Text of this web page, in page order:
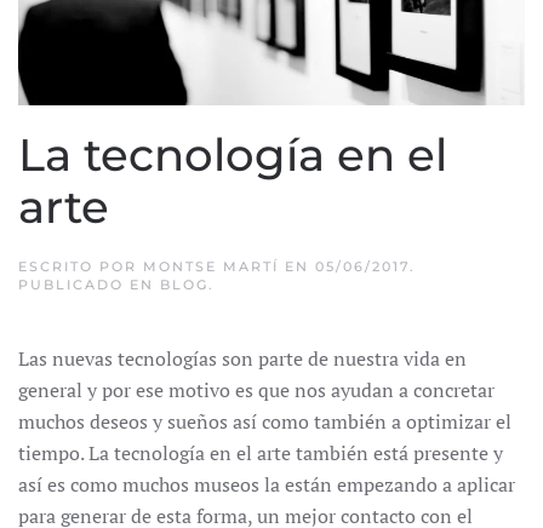
La tecnología en el
arte
ESCRITO POR MONTSE MARTÍ EN 05/06/2017
PUBLICADO EN BLOG
Las nuevas tecnologías son parte de nuestra vida en
general y por ese motivo es que nos ayudan a concretar
muchos deseos y sueños así como también a optimizar el
tiempo. La tecnología en el arte también está presente y
así es como muchos museos la están empezando a aplicar
para generar de esta forma, un mejor contacto con el